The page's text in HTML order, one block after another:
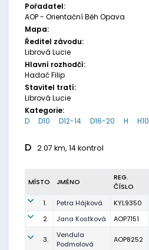
Pořadatel:
AOP - Orientační Běh Opava
Mapa:
Ředitel závodu:
Librová Lucie
Hlavní rozhodčí:
Hadač Filip
Stavitel tratí:
Librová Lucie
Kategorie:
D
D10 D12-14 D16-20 H H10
D 2.07 km, 14 kontrol
MÍSTO JMÉNO
REG.
ČÍSLO
1. Petra Hájková KYL9350
2.
Jana Kostková AOP7151
3.
Vendula
Podmolová
AOP8252